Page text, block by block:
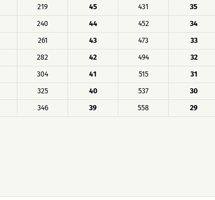
219 45 431 35
240 44 452 34
261 43 473 33
282 42 494 32
304 41 515 31
325 40 537 30
346 39 558 29